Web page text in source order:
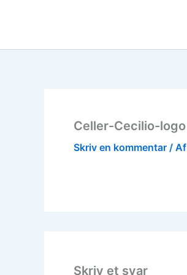
Celler-Cecilio-logo
Skriv en kommentar / Af
Skriv et svar